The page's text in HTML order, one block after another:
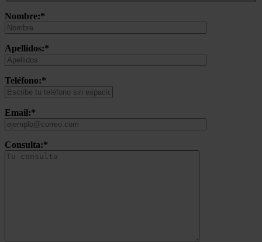
Nombre:*
Apellidos:*
Teléfono:*
Email:*
Consulta:*